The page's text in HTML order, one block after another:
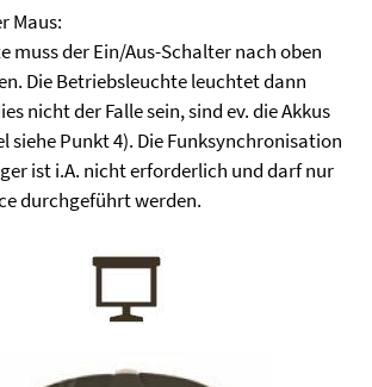
Maus:
muss der Ein/Aus-Schalter nach oben
Die Betriebsleuchte leuchtet dann
nicht der Falle sein, sind ev. die Akkus
siehe Punkt 4). Die Funksynchronisation
ist i.A. nicht erforderlich und darf nur
durchgeführt werden.